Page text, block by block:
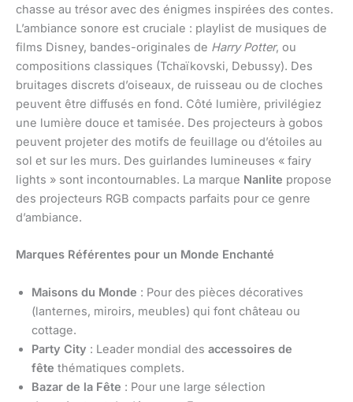
chasse au trésor avec des énigmes inspirées des contes.
L’ambiance sonore est cruciale : playlist de musiques de
films Disney, bandes-originales de Harry Potter, ou
compositions classiques (Tchaïkovski, Debussy). Des
bruitages discrets d’oiseaux, de ruisseau ou de cloches
peuvent être diffusés en fond. Côté lumière, privilégiez
une lumière douce et tamisée. Des projecteurs à gobos
peuvent projeter des motifs de feuillage ou d’étoiles au
sol et sur les murs. Des guirlandes lumineuses « fairy
lights » sont incontournables. La marque Nanlite propose
des projecteurs RGB compacts parfaits pour ce genre
d’ambiance.
Marques Référentes pour un Monde Enchanté
Maisons du Monde : Pour des pièces décoratives
(lanternes, miroirs, meubles) qui font château ou
cottage.
Party City : Leader mondial des accessoires de
fête thématiques complets.
Bazar de la Fête : Pour une large sélection